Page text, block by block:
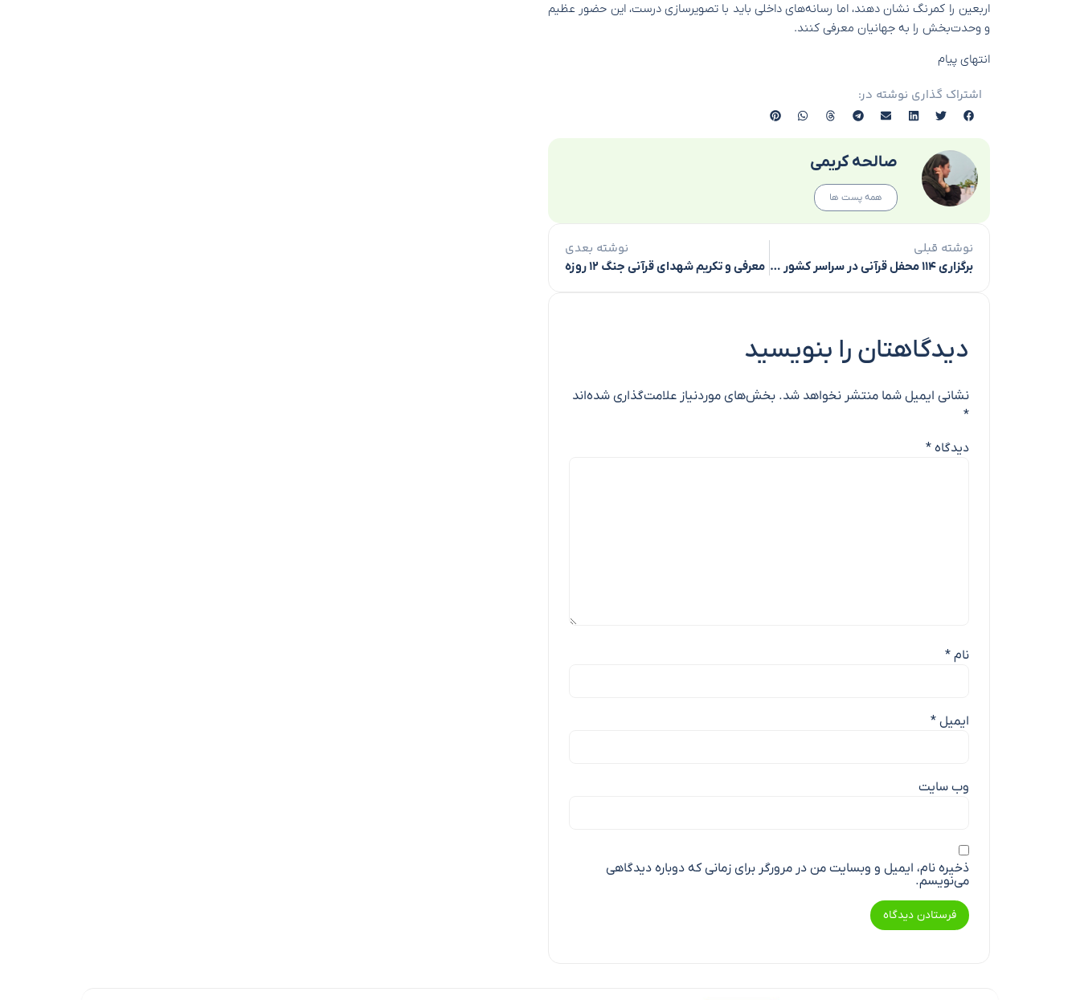
اربعین را کمرنگ نشان دهند، اما رسانه‌های داخلی باید با تصویرسازی درست، این حضور عظیم
و وحدت‌بخش را به جهانیان معرفی کنند.
انتهای پیام
اشتراک گذاری نوشته در:
صالحه کریمی
همه پست ها
نوشته قبلی
برگزاری ۱۱۴ محفل قرآنی در سراسر کشور برای بزرگداشت شهدای اقتدار
نوشته بعدی
معرفی و تکریم شهدای قرآنی جنگ ۱۲ روزه
دیدگاهتان را بنویسید
نشانی ایمیل شما منتشر نخواهد شد. بخش‌های موردنیاز علامت‌گذاری شده‌اند
*
دیدگاه *
نام *
ایمیل *
وب‌ سایت
ذخیره نام، ایمیل و وبسایت من در مرورگر برای زمانی که دوباره دیدگاهی
می‌نویسم.